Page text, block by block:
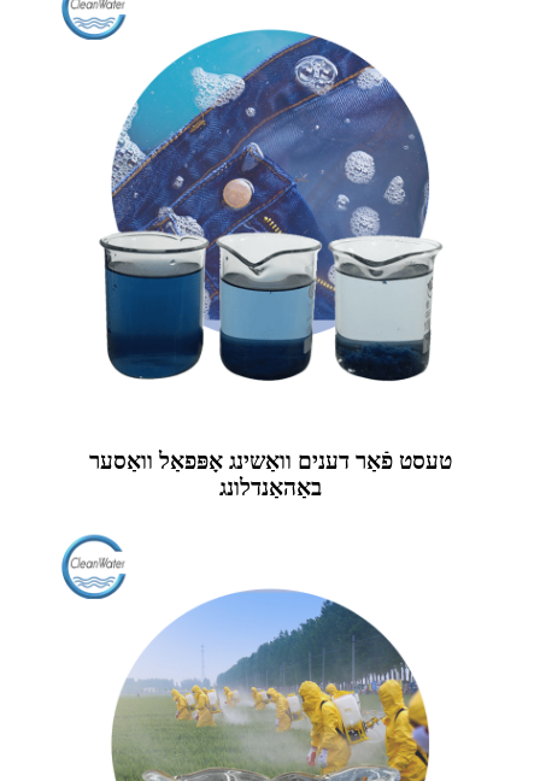
טעסט פֿאַר דענים וואַשינג אָפּפאַל וואַסער
באַהאַנדלונג